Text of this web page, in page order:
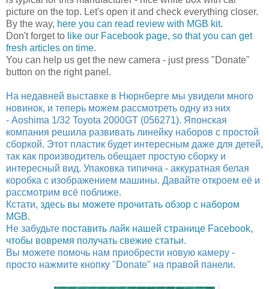
picture on the top. Let's open it and check everything closer.
By the way, here you can read review with MGB kit.
Don't forget to like our Facebook page, so that you can get
fresh articles on time.
You can help us get the new camera - just press "Donate"
button on the right panel.
На недавней выставке в Нюрнберге мы увидели много
новинок, и теперь можем рассмотреть одну из них
- Aoshima 1/32 Toyota 2000GT (056271). Японская
компания решила развивать линейку наборов с простой
сборкой. Этот пластик будет интересным даже для детей,
так как производитель обещает простую сборку и
интересный вид. Упаковка типична - аккуратная белая
коробка с изображением машины. Давайте откроем её и
рассмотрим всё поближе.
Кстати, здесь вы можете прочитать обзор с набором
MGB.
Не забудьте поставить лайк нашей странице Facebook,
чтобы вовремя получать свежие статьи.
Вы можете помочь нам приобрести новую камеру -
просто нажмите кнопку "Donate" на правой панели.